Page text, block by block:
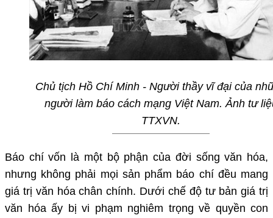
Chủ tịch Hồ Chí Minh - Người thầy vĩ đại của
người làm báo cách mạng Việt Nam. Ảnh tư
TTXVN.
Báo chí vốn là một bộ phận của đời sống văn hóa,
nhưng không phải mọi sản phẩm báo chí đều mang
giá trị văn hóa chân chính. Dưới chế độ tư bản giá trị
văn hóa ấy bị vi phạm nghiêm trọng về quyền con